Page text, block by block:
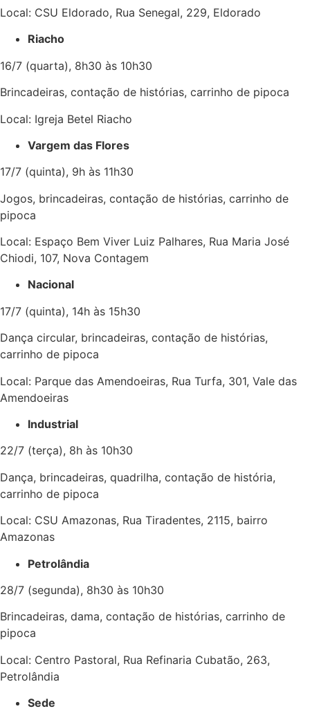
Local: CSU Eldorado, Rua Senegal, 229, Eldorado
Riacho
16/7 (quarta), 8h30 às 10h30
Brincadeiras, contação de histórias, carrinho de pipoca
Local: Igreja Betel Riacho
Vargem das Flores
17/7 (quinta), 9h às 11h30
Jogos, brincadeiras, contação de histórias, carrinho de
pipoca
Local: Espaço Bem Viver Luiz Palhares, Rua Maria José
Chiodi, 107, Nova Contagem
Nacional
17/7 (quinta), 14h às 15h30
Dança circular, brincadeiras, contação de histórias,
carrinho de pipoca
Local: Parque das Amendoeiras, Rua Turfa, 301, Vale das
Amendoeiras
Industrial
22/7 (terça), 8h às 10h30
Dança, brincadeiras, quadrilha, contação de história,
carrinho de pipoca
Local: CSU Amazonas, Rua Tiradentes, 2115, bairro
Amazonas
Petrolândia
28/7 (segunda), 8h30 às 10h30
Brincadeiras, dama, contação de histórias, carrinho de
pipoca
Local: Centro Pastoral, Rua Refinaria Cubatão, 263,
Petrolândia
Sede